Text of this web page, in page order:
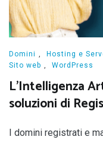
Domini , Hosting e
Sito web , WordPress
L’Intelligenza
soluzioni di
I domini registrati e